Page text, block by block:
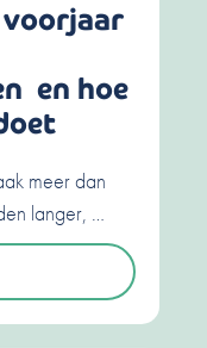
voorjaar
en hoe
meer dan
langer, …